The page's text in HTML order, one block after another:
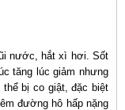
nước, hắt xì hơi. Sốt
tăng lúc giảm nhưng
bị co giật, đặc biệt
đường hô hấp nặng